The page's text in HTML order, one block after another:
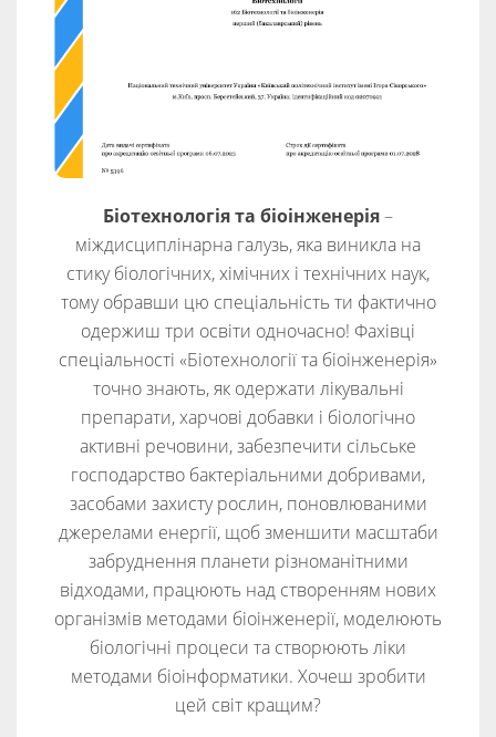
Біотехнологія та біоінженерія–
міждисциплінарна галузь, яка виникла на
стику біологічних, хімічних і технічних наук,
тому обравши цю спеціальність ти фактично
одержиш три освіти одночасно! Фахівці
спеціальності «Біотехнології та біоінженерія»
точно знають, як одержати лікувальні
препарати, харчові добавки і біологічно
активні речовини, забезпечити сільське
господарство бактеріальними добривами,
засобами захисту рослин, поновлюваними
джерелами енергії, щоб зменшити масштаби
забруднення планети різноманітними
відходами, працюють над створенням нових
організмів методами біоінженерії, моделюють
біологічні процеси та створюють ліки
методами біоінформатики. Хочеш зробити
цей світ кращим?